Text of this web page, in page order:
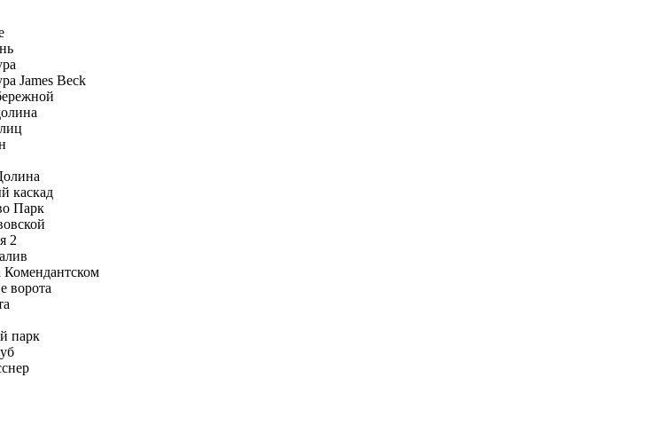
James Beck
каскад
Парк
2
Комендантском
ворота
парк